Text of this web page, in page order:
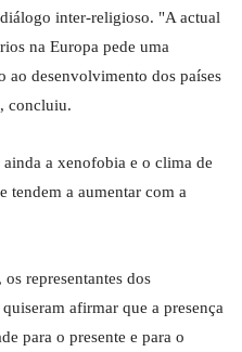
inter-religioso. "A actual
na Europa pede uma
ao desenvolvimento dos países
concluiu.
a xenofobia e o clima de
tendem a aumentar com a
representantes dos
afirmar que a presença
para o presente e para o